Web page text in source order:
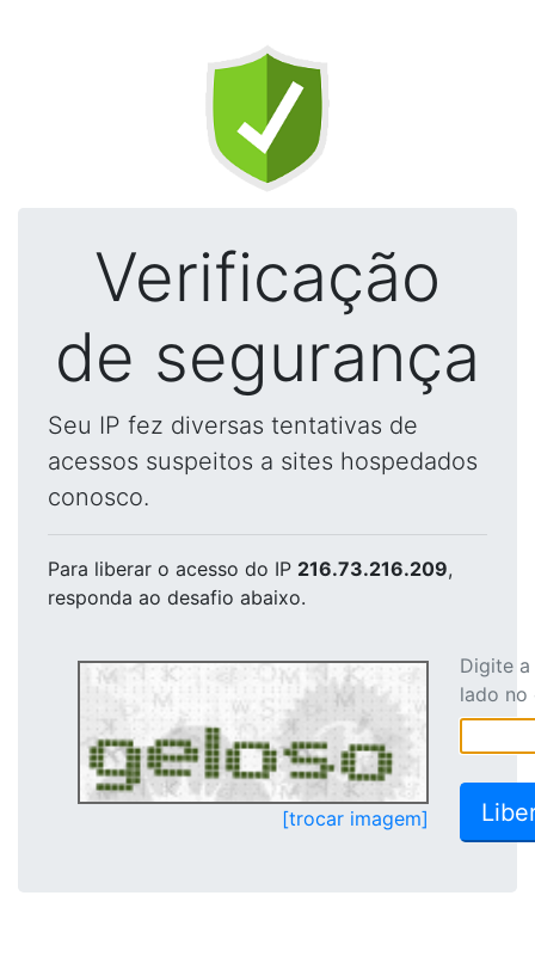
Verificação
de segurança
Seu IP fez diversas tentativas de
acessos suspeitos a sites hospedados
conosco.
Para liberar o acesso do IP 216.73.216.209,
responda ao desafio abaixo.
[trocar imagem]
Digite
lado no